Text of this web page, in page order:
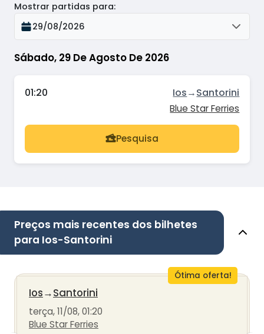
Sábado, 29 De Agosto De 2026
Mostrar partidas para:
29/08/2026
01:20 Ios→Santorini
Blue Star Ferries
Pesquisa
Preços mais recentes dos bilhetes
para Ios-Santorini
Ótima oferta!
Ios→Santorini
terça, 11/08, 01:20
Blue Star Ferries